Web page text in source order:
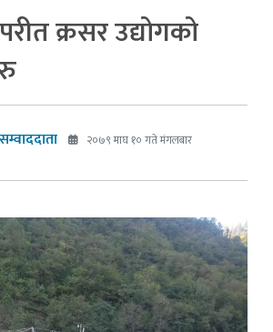
क्रसर उद्योगको
२०७९ माघ १० गते मंगलबार